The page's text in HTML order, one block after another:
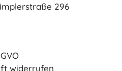
296
widerrufen